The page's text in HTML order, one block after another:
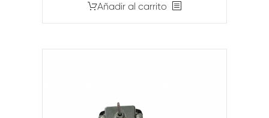
Añadir al carrito